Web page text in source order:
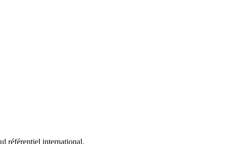
référentiel international.